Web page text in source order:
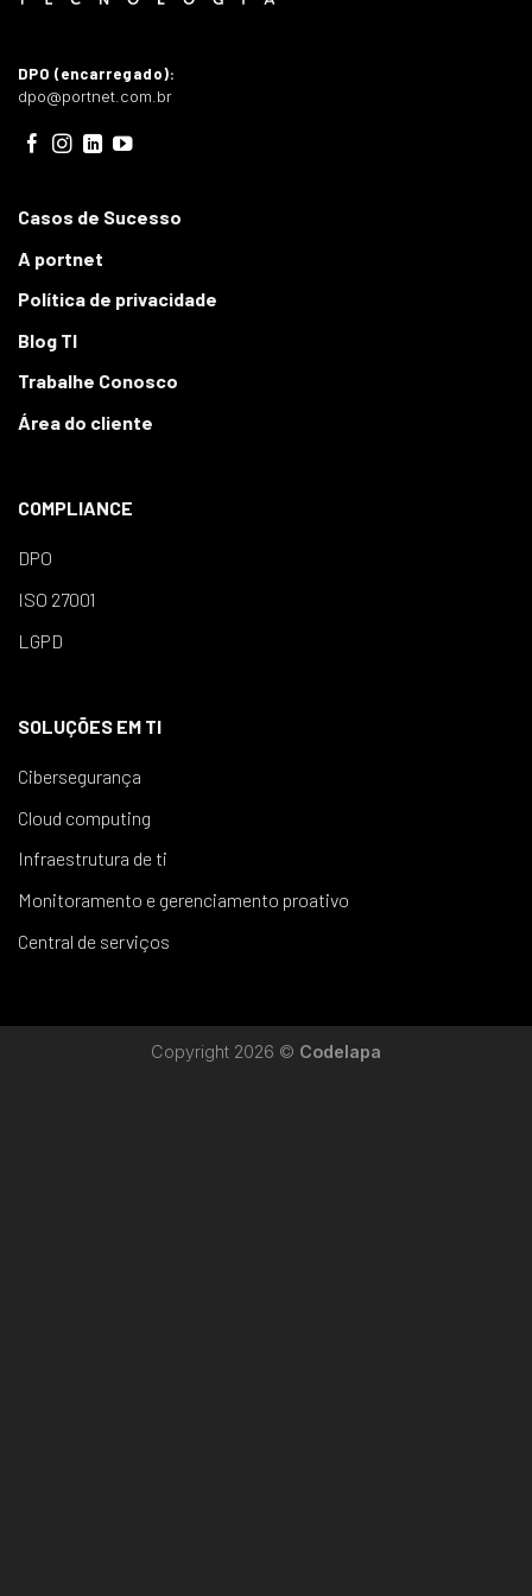
DPO (encarregado):
dpo@portnet.com.br
Casos de Sucesso
A portnet
Política de privacidade
Blog TI
Trabalhe Conosco
Área do cliente
COMPLIANCE
DPO
ISO 27001
LGPD
SOLUÇÕES EM TI
Cibersegurança
Cloud computing
Infraestrutura de ti
Monitoramento e gerenciamento proativo
Central de serviços
Copyright 2026 © Codelapa